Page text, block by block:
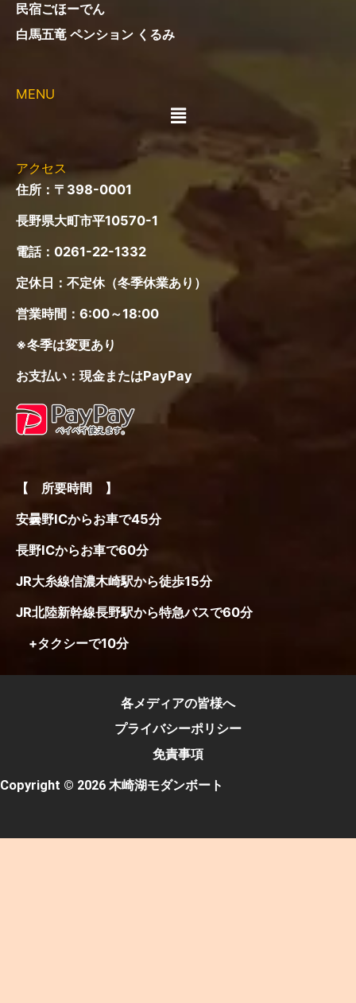
民宿ごほーでん
白馬五竜 ペンション くるみ
MENU
メ
ニ
ー
アクセス
住所：〒398-0001
長野県大町市平10570-1
電話： 0261-22-1332
定休日：不定休（冬季休業あり）
営業時間：6:00～18:00
※冬季は変更あり
お支払い：現金またはPayPay
【 所要時間 】
安曇野ICからお車で45分
長野ICからお車で60分
JR大糸線信濃木崎駅から徒歩15分
JR北陸新幹線長野駅から特急バスで60分
+タクシーで10分
各メディアの皆様へ
プライバシーポリシー
免責事項
Copyright © 2026 木崎湖モダンボート